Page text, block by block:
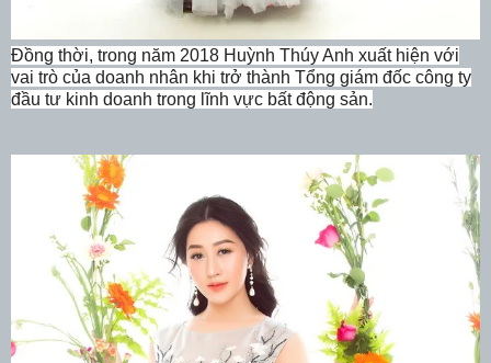
Đồng thời, trong năm 2018 Huỳnh Thúy Anh xuất hiện với
vai trò của doanh nhân khi trở thành Tổng giám đốc công ty
đầu tư kinh doanh trong lĩnh vực bất động sản.